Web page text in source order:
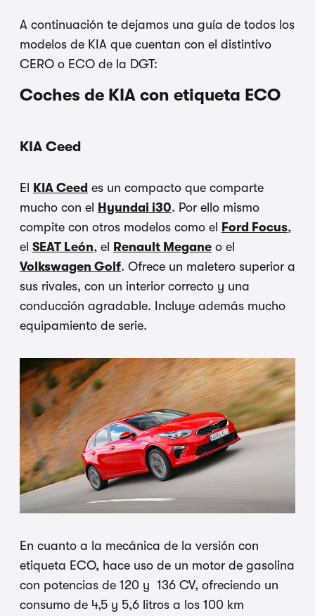
A continuación te dejamos una guía de todos los
modelos de KIA que cuentan con el distintivo
CERO o ECO de la DGT:
Coches de KIA con etiqueta ECO
KIA Ceed
El KIA Ceed es un compacto que comparte
mucho con el
Hyundai i30. Por ello mismo
compite con otros modelos como el
Ford Focus,
el SEAT León, el Renault Megane o el
Volkswagen Golf. Ofrece un maletero superior a
sus rivales, con un interior correcto y una
conducción agradable. Incluye además mucho
equipamiento de serie.
En cuanto a la mecánica de la versión con
etiqueta ECO, hace uso de un motor de gasolina
con potencias de 120 y 136 CV, ofreciendo un
consumo de 4,5 y 5,6 litros a los 100 km